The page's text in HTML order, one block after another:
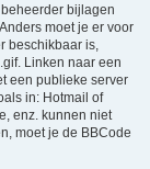
bijlagen
moet je er voor
beschikbaar is,
Linken naar een
een publieke server
in: Hotmail of
enz. kunnen niet
moet je de BBCode